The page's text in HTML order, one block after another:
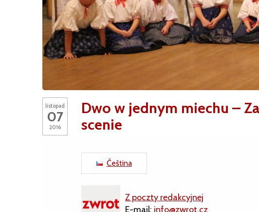
listopad
07
2016
Dwo w jednym miechu –
scenie
Čeština
Z poczty redakcyjnej
E-mail: info@zwrot.cz